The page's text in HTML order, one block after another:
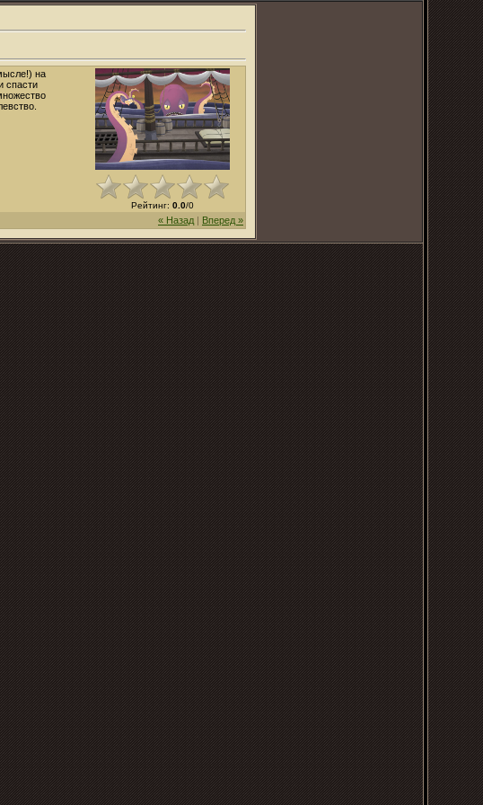
на
спасти
Рейтинг: 0.0/0
« Назад Вперед »